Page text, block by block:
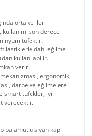
orta ve ileri
son derece
tüfektir.
lastiklerle dahi eğilme
kullanılabilir.
verir.
ergonomik,
darbe ve eğilmelere
smart tüfekler, iyi
verecektir.
palamutlu siyah kaplı